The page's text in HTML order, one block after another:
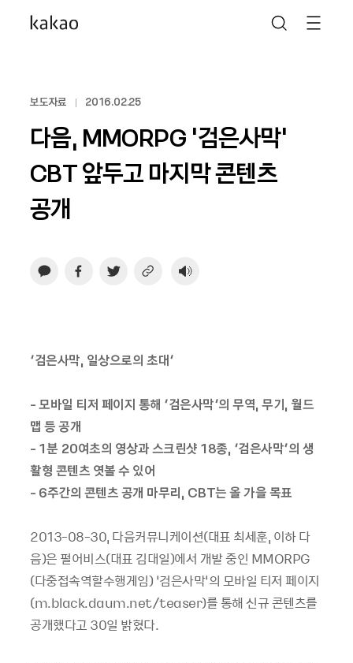
보도자료 2016.02.25
다음, MMORPG ‘검은사막’
CBT 앞두고 마지막 콘텐츠
공개
‘검은사막, 일상으로의 초대’
- 모바일 티저 페이지 통해 ‘검은사막’의 무역, 무기, 월드
맵 등 공개
- 1분 20여초의 영상과 스크린샷 18종, ‘검은사막’의 생
활형 콘텐츠 엿볼 수 있어
- 6주간의 콘텐츠 공개 마무리, CBT는 올 가을 목표
2013-08-30, 다음커뮤니케이션(대표 최세훈, 이하 다
음)은 펄어비스(대표 김대일)에서 개발 중인 MMORPG
(다중접속역할수행게임) ‘검은사막’의 모바일 티저 페이지
(m.black.daum.net/teaser)를 통해 신규 콘텐츠를
공개했다고 30일 밝혔다.